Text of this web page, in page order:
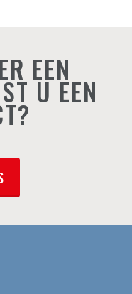
EEN
U EEN